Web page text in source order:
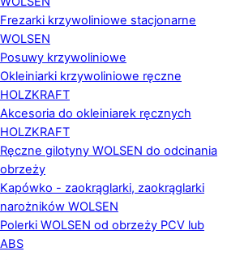
Frezarki krzywoliniowe stacjonarne
WOLSEN
Posuwy krzywoliniowe
Okleiniarki krzywoliniowe ręczne
HOLZKRAFT
Akcesoria do okleiniarek ręcznych
HOLZKRAFT
Ręczne gilotyny WOLSEN do odcinania
obrzeży
Kapówko - zaokrąglarki, zaokrąglarki
narożników WOLSEN
Polerki WOLSEN od obrzeży PCV lub
ABS